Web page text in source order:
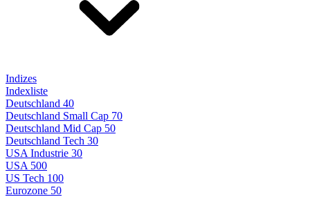
Indizes
Indexliste
Deutschland 40
Deutschland Small Cap 70
Deutschland Mid Cap 50
Deutschland Tech 30
USA Industrie 30
USA 500
US Tech 100
Eurozone 50